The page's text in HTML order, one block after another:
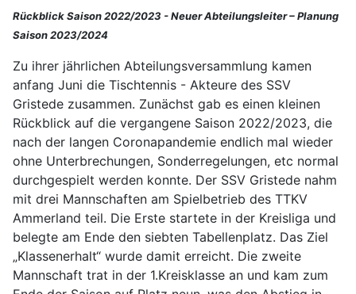
Rückblick Saison 2022/2023 - Neuer Abteilungsleiter – Planung
Saison 2023/2024
Zu ihrer jährlichen Abteilungsversammlung kamen
anfang Juni die Tischtennis - Akteure des SSV
Gristede zusammen. Zunächst gab es einen kleinen
Rückblick auf die vergangene Saison 2022/2023, die
nach der langen Coronapandemie endlich mal wieder
ohne Unterbrechungen, Sonderregelungen, etc normal
durchgespielt werden konnte. Der SSV Gristede nahm
mit drei Mannschaften am Spielbetrieb des TTKV
Ammerland teil. Die Erste startete in der Kreisliga und
belegte am Ende den siebten Tabellenplatz. Das Ziel
„Klassenerhalt“ wurde damit erreicht. Die zweite
Mannschaft trat in der 1.Kreisklasse an und kam zum